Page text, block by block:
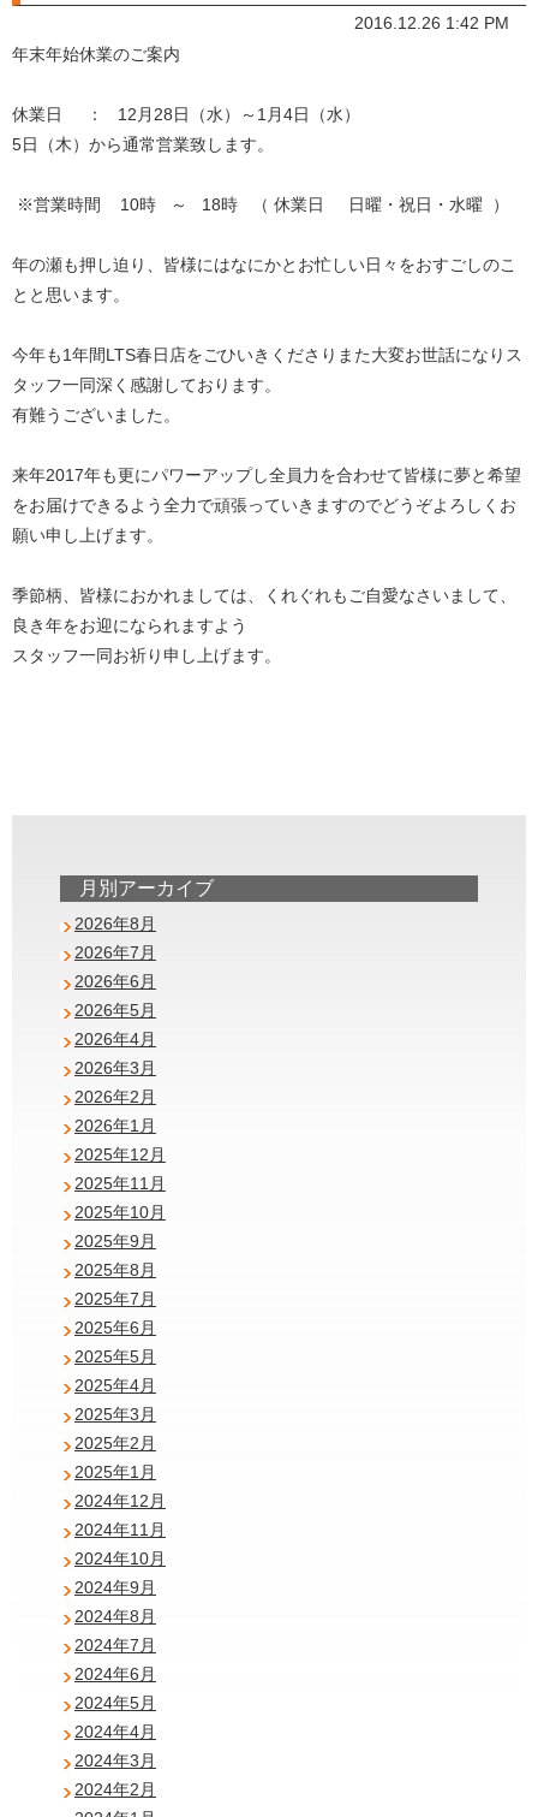
2016.12.26 1:42 PM
年末年始休業のご案内
休業日 ： 12月28日（水）～1月4日（水）
5日（木）から通常営業致します。
※営業時間 10時 ～ 18時 （ 休業日 日曜・祝日・水曜 ）
年の瀬も押し迫り、皆様にはなにかとお忙しい日々をおすごしのこ
とと思います。
今年も1年間LTS春日店をごひいきくださりまた大変お世話になりス
タッフ一同深く感謝しております。
有難うございました。
来年2017年も更にパワーアップし全員力を合わせて皆様に夢と希望
をお届けできるよう全力で頑張っていきますのでどうぞよろしくお
願い申し上げます。
季節柄、皆様におかれましては、くれぐれもご自愛なさいまして、
良き年をお迎になられますよう
スタッフ一同お祈り申し上げます。
月別アーカイブ
2026年8月
2026年7月
2026年6月
2026年5月
2026年4月
2026年3月
2026年2月
2026年1月
2025年12月
2025年11月
2025年10月
2025年9月
2025年8月
2025年7月
2025年6月
2025年5月
2025年4月
2025年3月
2025年2月
2025年1月
2024年12月
2024年11月
2024年10月
2024年9月
2024年8月
2024年7月
2024年6月
2024年5月
2024年4月
2024年3月
2024年2月